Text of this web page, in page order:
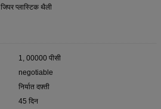
जिपर प्लास्टिक थैली
1, 00000 पीसी
negotiable
निर्यात दफ़्ती
45 दिन